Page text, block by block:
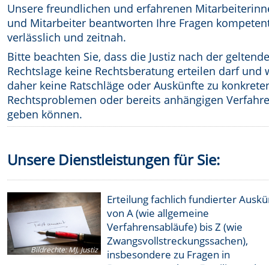
Unsere freundlichen und erfahrenen
und Mitarbeiter beantworten Ihre Fragen
verlässlich und zeitnah.
Bitte beachten Sie, dass die Justiz nach der
Rechtslage keine Rechtsberatung erteilen darf und
daher keine Ratschläge oder Auskünfte zu
Rechtsproblemen oder bereits anhängigen
geben können.
Unsere Dienstleistungen für Sie:
Bildrechte:MJ, Justiz
Erteilung fachlich fundierter
von A (wie allgemeine
Verfahrensabläufe) bis Z (wie
Zwangsvollstreckungssachen),
insbesondere zu Fragen in